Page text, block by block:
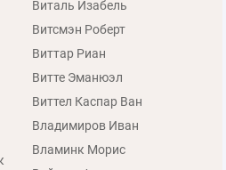
Виталь Изабель
Витсмэн Роберт
Виттар Риан
Витте Эманюэл
Виттел Каспар Ван
Владимиров Иван
Вламинк Морис